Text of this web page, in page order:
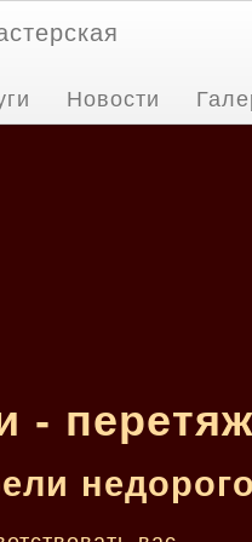
Новости
-